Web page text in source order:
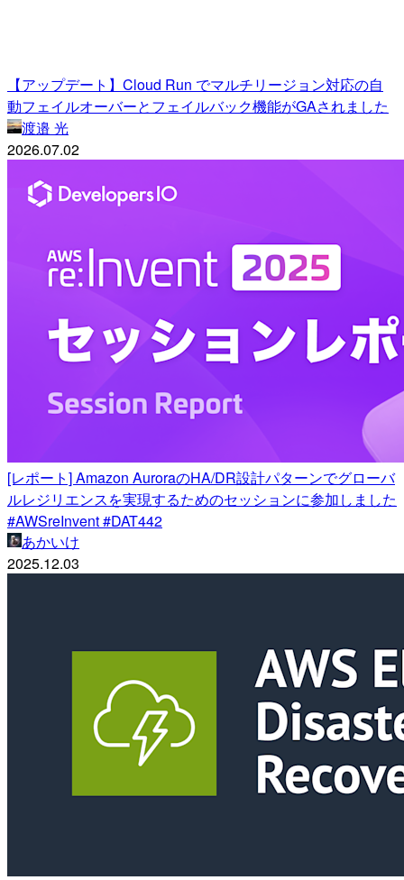
【アップデート】Cloud Run でマルチリージョン対応の自
動フェイルオーバーとフェイルバック機能がGAされました
渡邉 光
2026.07.02
[レポート] Amazon AuroraのHA/DR設計パターンでグローバ
ルレジリエンスを実現するためのセッションに参加しました
#AWSreInvent #DAT442
あかいけ
2025.12.03